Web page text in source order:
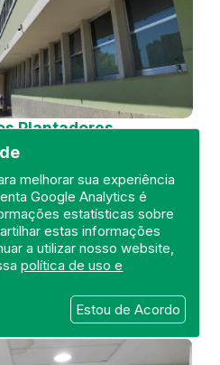
melhorar sua experiência
Google Analytics é
estatísticas sobre
estas informações
a utilizar nosso website,
política de uso e
Estou de Acordo
Plantadores
ATO MÉDICO